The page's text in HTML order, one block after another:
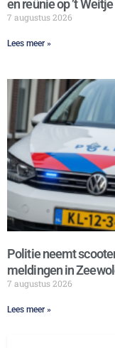
en reünie op ’t Weitje
7 augustus 2026
Lees meer »
Politie neemt
meldingen in
7 augustus 2026
Lees meer »